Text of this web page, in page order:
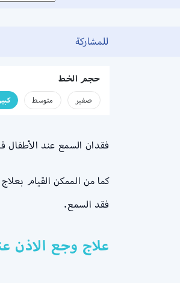
للمشاركة
حجم الخط
صفير متوسط
فقدان السمع عند الأطفال
كما من الممكن القيام
فقد السمع.
علاج وجع الاذن